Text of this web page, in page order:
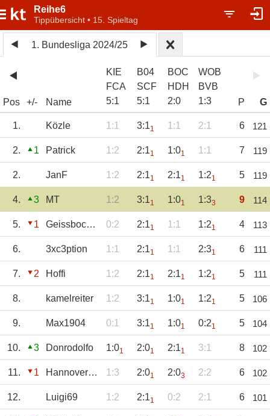
Reihe6
Tippübersicht • 15. Spieltag
1. Bundesliga 2024/25
Pos +/- Name
KIE
FCA
5:1
B04
SCF
5:1
BOC
HDH
2:0
WOB
BVB
1:3 P G
1. Közle 1:1 3:11 1:1 2:1 6 121
2. 1 Patrick 1:2 2:11 1:01 1:1 7 119
2. JanF 1:2 2:11 2:11 1:21 5 119
4. 3 MT 1:2 3:11 1:01 1:33 9 114
5. 1 Geissbock1948 0:2 2:11 1:1 1:21 4 113
6. 3xc3ption 1:1 2:11 1:1 2:31 6 111
7. 2 Hoffi 1:2 2:11 2:11 1:21 5 111
8. kamelreiter 1:2 3:11 1:01 1:21 5 106
9. Max1904 0:1 3:11 1:01 0:21 5 104
10. 3 Donrodolfo 1:01 2:01 2:11 3:1 8 102
11. 1 Hannoveranerflo 1:3 2:01 2:03 2:2 6 102
12. Luigi69 1:2 2:11 0:2 2:1 6 101